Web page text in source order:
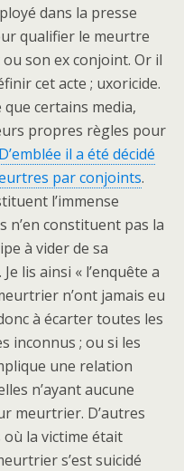
dans la presse
qualifier le meurtre
son ex conjoint. Or il
cet acte ; uxoricide.
certains media,
propres règles pour
D’emblée il a été décidé
par conjoints.
l’immense
n’en constituent pas la
à vider de sa
lis ainsi « l’enquête a
n’ont jamais eu
à écarter toutes les
inconnus ; ou si les
une relation
n’ayant aucune
meurtrier. D’autres
la victime était
s’est suicidé